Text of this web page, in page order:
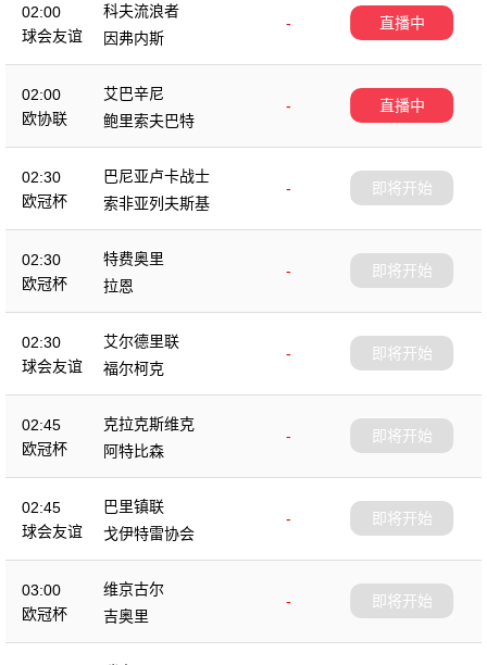
02:00
球会友谊
科夫流浪者
-
因弗内斯
直播中
02:00
欧协联
艾巴辛尼
-
鲍里索夫巴特
直播中
02:30
欧冠杯
巴尼亚卢卡战士
-
索非亚列夫斯基
即将开始
02:30
欧冠杯
特费奥里
-
拉恩
即将开始
02:30
球会友谊
艾尔德里联
-
福尔柯克
即将开始
02:45
欧冠杯
克拉克斯维克
-
阿特比森
即将开始
02:45
球会友谊
巴里镇联
-
戈伊特雷协会
即将开始
03:00
欧冠杯
维京古尔
-
吉奥里
即将开始